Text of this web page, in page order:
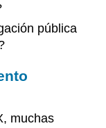
pública
muchas